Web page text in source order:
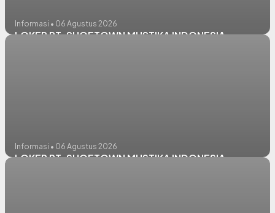
Informasi • 06 Agustus 2026
LOKER PT. SHOETOWN MUSTIKA INDONESIA
Informasi • 06 Agustus 2026
LOKER PT. SHOETOWN MUSTIKA INDONESIA